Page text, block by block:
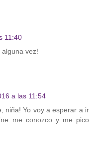
11:40
vez!
a las 11:54
niña! Yo voy a esperar a ir
me conozco y me pico